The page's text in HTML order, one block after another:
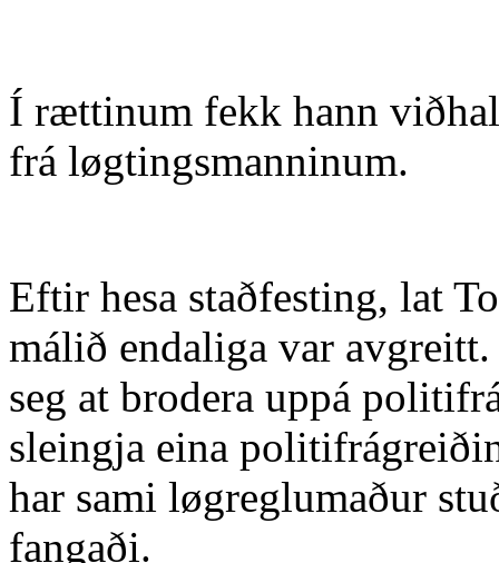
Í rættinum fekk hann
frá løgtingsmanninum.
Eftir hesa staðfesting, lat
málið endaliga var
seg at brodera uppá
sleingja eina
har sami løgreglumaður
fangaði.